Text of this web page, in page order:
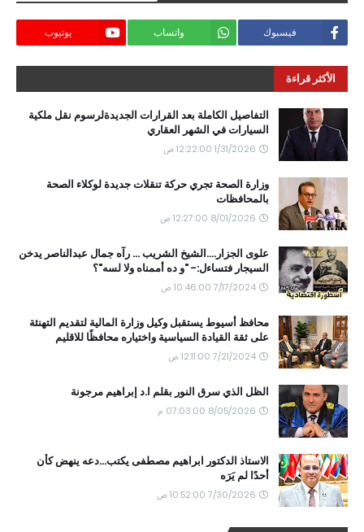
فيسبوك واتساب يوتيوب
الأكثر قراءة
التفاصيل الكاملة بعد القرارات الجديدةلرسوم نقل ملكية
السيارات في الشهر العقاري
1/31/2026 12:22:00 ص
وزارة الصحة تجري حركة تنقلات جديدة لوكلاء الصحة
بالمحافظات
8/01/2026 12:27:00 ص
علوى الجزار....الشيخ الشريب ... رآه جمال عبدالناصر يدخن
السيجار فتساءل:- "و ده أممناه ولا لسه"؟
7/17/2024 10:46:00 ص
محافظ أسيوط يستقبل وكيل وزارة المالية لتقديم التهنئة
على ثقة القيادة السياسية واختياره محافظًا للاقليم
7/21/2024 12:11:00 ص
الظل الذي سرق النور بقلم ا.د إبراهيم مرجونة
8/05/2026 07:03:00 م
الاستاذ الدكتور ابراهيم مصطفى يكتب...دعه ينهض كأن
أحدًا لم يَرَه
7/30/2026 10:52:00 ص